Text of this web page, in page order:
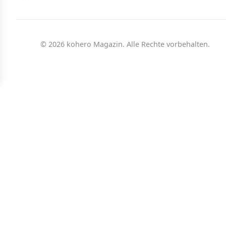
© 2026 kohero Magazin. Alle Rechte vorbehalten.